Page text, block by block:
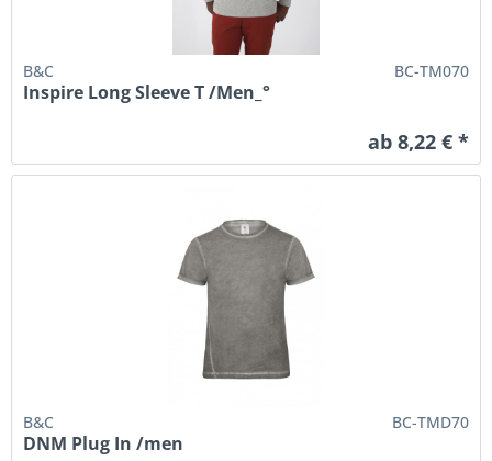
B&C BC-TM070
Inspire Long Sleeve T /Men_°
ab 8,22 € *
B&C BC-TMD70
DNM Plug In /men